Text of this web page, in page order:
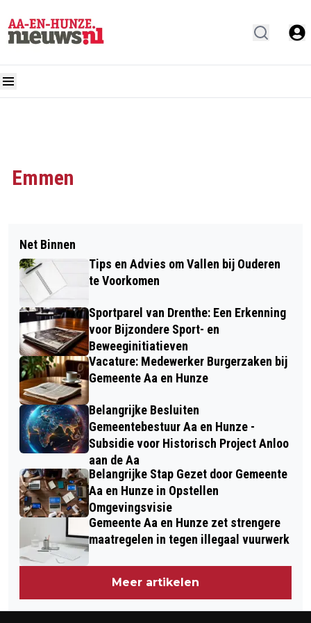
Emmen
Net Binnen
Tips en Advies om Vallen bij Ouderen
te Voorkomen
Sportparel van Drenthe: Een Erkenning
voor Bijzondere Sport- en
Beweeginitiatieven
Vacature: Medewerker Burgerzaken bij
Gemeente Aa en Hunze
Belangrijke Besluiten
Gemeentebestuur Aa en Hunze -
Subsidie voor Historisch Project Anloo
aan de Aa
Belangrijke Stap Gezet door Gemeente
Aa en Hunze in Opstellen
Omgevingsvisie
Gemeente Aa en Hunze zet strengere
maatregelen in tegen illegaal vuurwerk
Meer artikelen